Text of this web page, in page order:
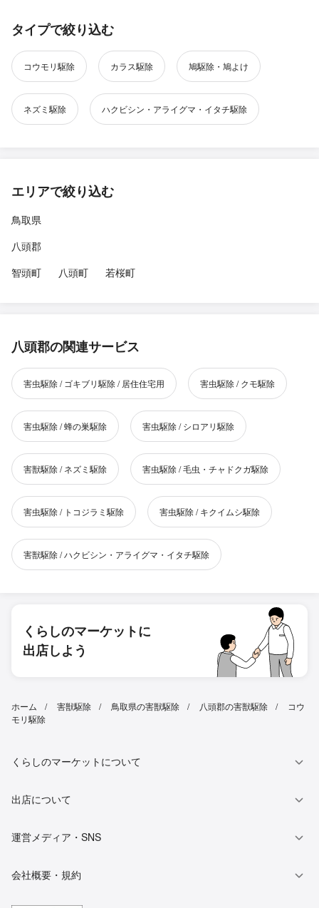
タイプで絞り込む
コウモリ駆除 カラス駆除 鳩駆除・鳩よけ
ネズミ駆除 ハクビシン・アライグマ・イタチ駆除
エリアで絞り込む
鳥取県
八頭郡
智頭町
八頭町 若桜町
八頭郡の関連サービス
害虫駆除 / ゴキブリ駆除 / 居住住宅用 害虫駆除 / クモ駆除
害虫駆除 / 蜂の巣駆除 害虫駆除 / シロアリ駆除
害獣駆除 / ネズミ駆除 害虫駆除 / 毛虫・チャドクガ駆除
害虫駆除 / トコジラミ駆除 害虫駆除 / キクイムシ駆除
害獣駆除 / ハクビシン・アライグマ・イタチ駆除
くらしのマーケットに
出店しよう
ホーム 害獣駆除 鳥取県の害獣駆除 八頭郡の害獣駆除
コウ
モリ駆除
くらしのマーケットについて
出店について
運営メディア・SNS
会社概要・規約